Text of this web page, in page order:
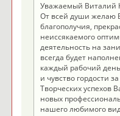
Уважаемый Виталий
От всей души желаю
благополучия,
неиссякаемого
деятельность на
всегда будет
каждый рабочий
и чувство гордости
Творческих успехов
новых
нашего любимого